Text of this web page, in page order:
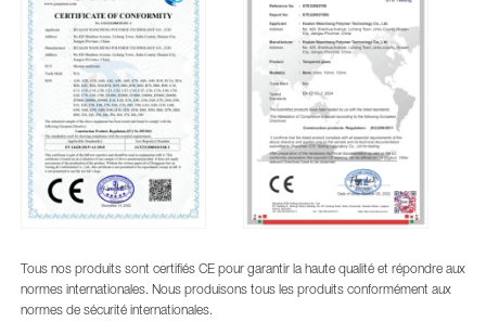
Tous nos produits sont certifiés CE pour garantir la haute qualité et répondre aux
normes internationales. Nous produisons tous les produits conformément aux
normes de sécurité internationales.